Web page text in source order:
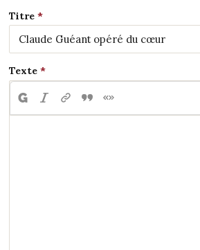
Titre
Texte